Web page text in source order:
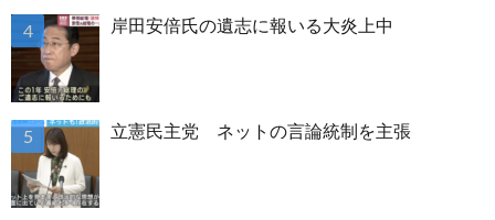
岸田安倍氏の遺志に報いる大炎上中
立憲民主党 ネットの言論統制を主張